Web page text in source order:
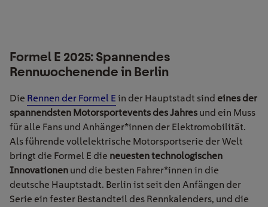
Formel E 2025: Spannendes
Rennwochenende in Berlin
Die Rennen der Formel E in der Hauptstadt sind eines der
spannendsten Motorsportevents des Jahres und ein Muss
für alle Fans und Anhänger*innen der Elektromobilität.
Als führende vollelektrische Motorsportserie der Welt
bringt die Formel E die neuesten technologischen
Innovationen und die besten Fahrer*innen in die
deutsche Hauptstadt. Berlin ist seit den Anfängen der
Serie ein fester Bestandteil des Rennkalenders, und die